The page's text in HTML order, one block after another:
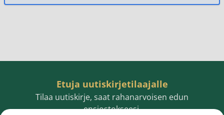
Etuja uutiskirjetilaajalle
Tilaa uutiskirje, saat rahanarvoisen edun
ensiostokseesi.